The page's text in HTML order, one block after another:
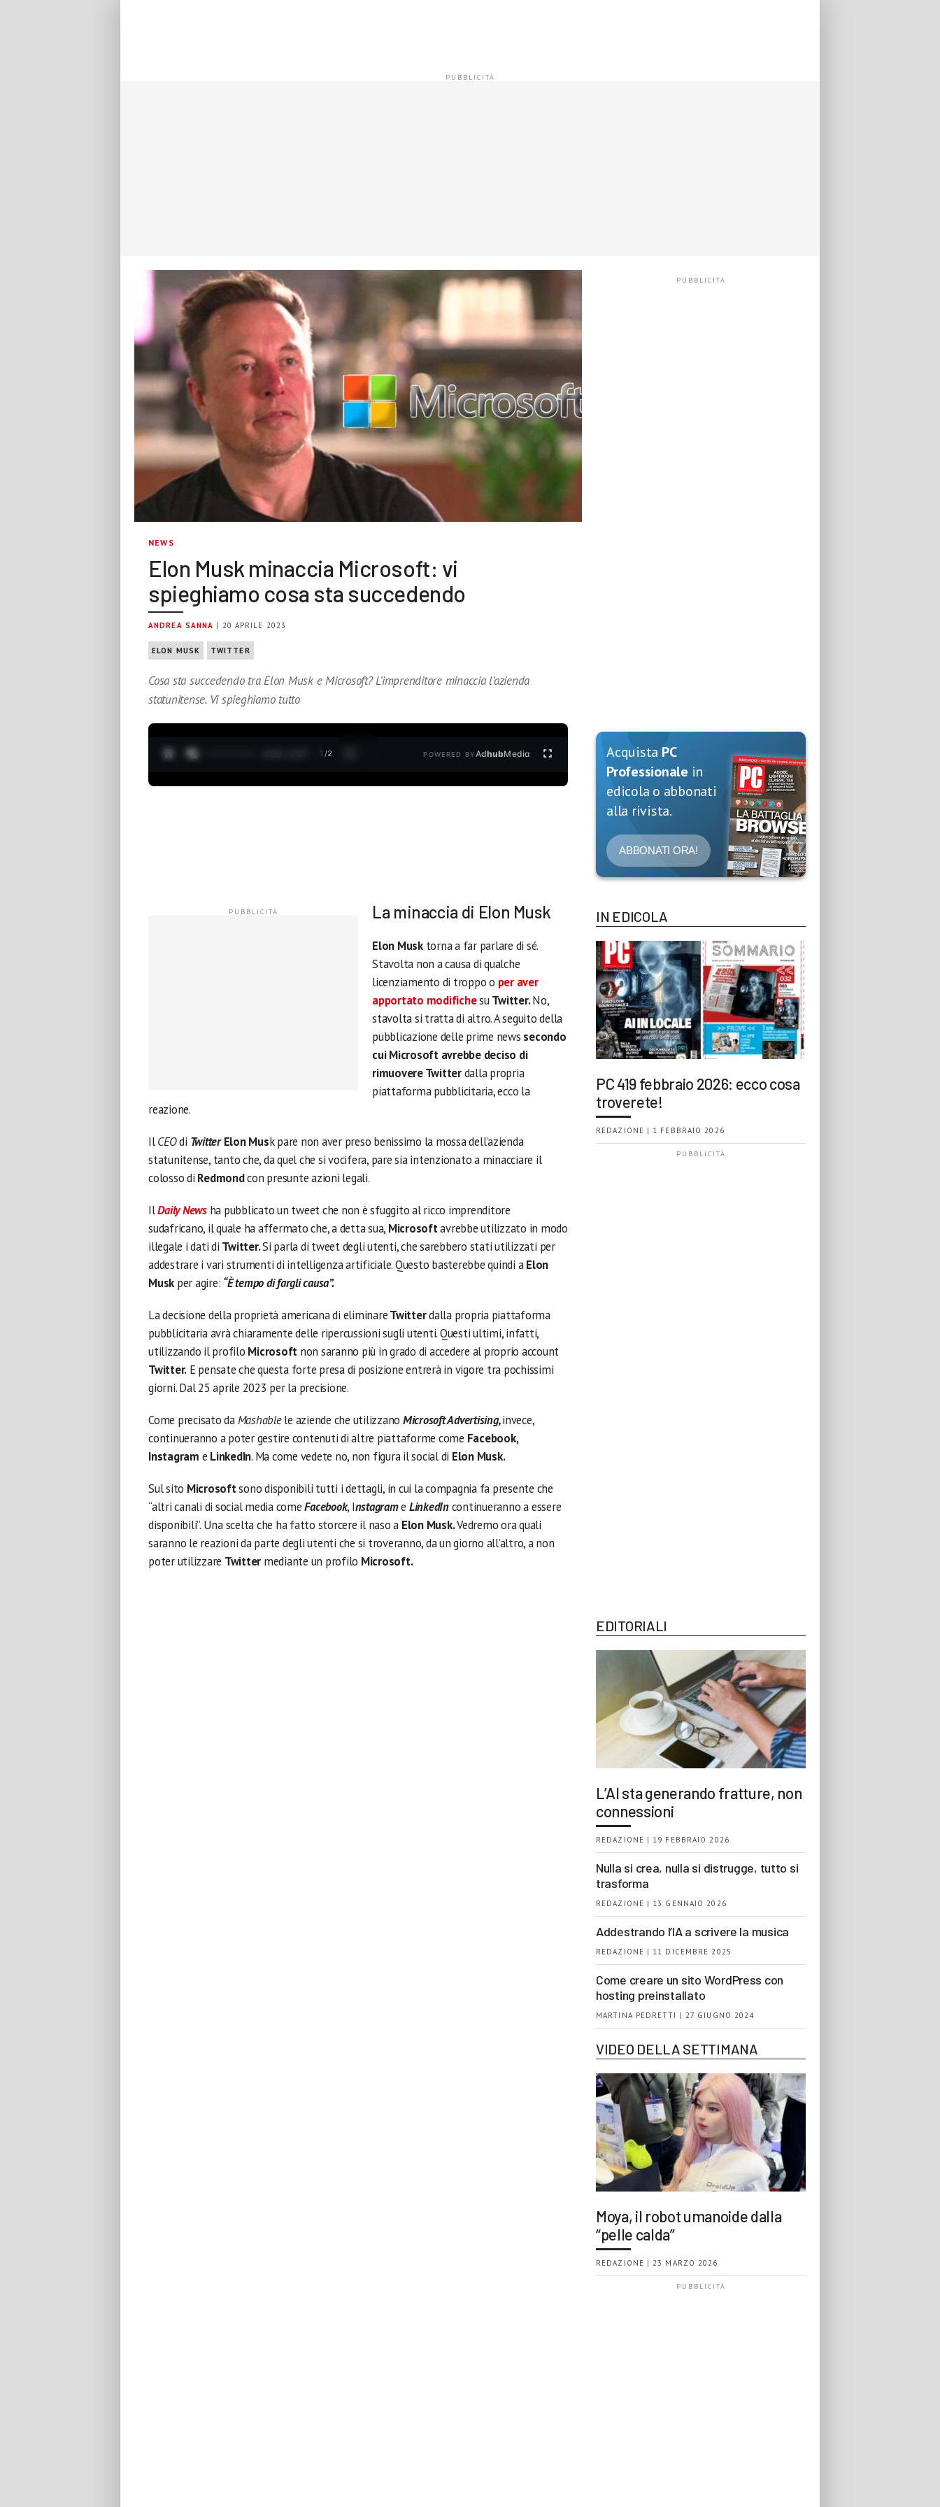
NEWS
Elon Musk minaccia Microsoft: vi
spieghiamo cosa sta succedendo
ANDREA SANNA | 20 APRILE 2023
ELON MUSK TWITTER
Cosa sta succedendo tra Elon Musk e Microsoft? L’imprenditore minaccia l’azienda
statunitense. Vi spieghiamo tutto
1 /2 POWERED BYAdhubMedia
La minaccia di Elon Musk
Elon Musk torna a far parlare di sé.
Stavolta non a causa di qualche
licenziamento di troppo o per aver
apportato modifichesuTwitter.No,
stavolta si tratta di altro. A seguito della
pubblicazione delle prime news secondo
cui Microsoft avrebbe deciso di
rimuovere Twitterdalla propria
piattaforma pubblicitaria, ecco la
reazione.
IlCEOdi TwitterElon Musk pare non aver preso benissimo la mossa dell’azienda
statunitense, tanto che, da quel che si vocifera, pare sia intenzionato a minacciare il
colosso di Redmondcon presunte azioni legali.
IlDaily Newsha pubblicato un tweet che non è sfuggito al ricco imprenditore
sudafricano, il quale ha affermato che, a detta sua, Microsoftavrebbe utilizzato in modo
illegale i dati di Twitter.Si parla di tweet degli utenti, che sarebbero stati utilizzati per
addestrare i vari strumenti di intelligenza artificiale. Questo basterebbe quindi aElon
Musk per agire: “È tempo di fargli causa”.
La decisione della proprietà americana di eliminareTwitterdalla propria piattaforma
pubblicitaria avrà chiaramente delle ripercussioni sugli utenti. Questi ultimi, infatti,
utilizzando il profilo Microsoft non saranno più in grado di accedere al proprio account
Twitter. E pensate che questa forte presa di posizione entrerà in vigore tra pochissimi
giorni. Dal 25 aprile 2023 per la precisione.
Come precisato daMashablele aziende che utilizzano Microsoft Advertising,invece,
continueranno a poter gestire contenuti di altre piattaforme come Facebook,
Instagram e LinkedIn. Ma come vedete no, non figura il social di Elon Musk.
Sul sito Microsoftsono disponibili tutti i dettagli, in cui la compagnia fa presente che
“altri canali di social media comeFacebook, Instagrame LinkedIncontinueranno a essere
disponibili”. Una scelta che ha fatto storcere il naso a Elon Musk.Vedremo ora quali
saranno le reazioni da parte degli utenti che si troveranno, da un giorno all’altro, a non
poter utilizzare Twitter mediante un profilo Microsoft.
Acquista PC
Professionale in
edicola o abbonati
alla rivista.
ABBONATI ORA!
IN EDICOLA
PC 419 febbraio 2026: ecco cosa
troverete!
REDAZIONE | 1 FEBBRAIO 2026
EDITORIALI
L’AI sta generando fratture, non
connessioni
REDAZIONE | 19 FEBBRAIO 2026
Nulla si crea, nulla si distrugge, tutto si
trasforma
REDAZIONE | 13 GENNAIO 2026
Addestrando l’IA a scrivere la musica
REDAZIONE | 11 DICEMBRE 2025
Come creare un sito WordPress con
hosting preinstallato
MARTINA PEDRETTI | 27 GIUGNO 2024
VIDEO DELLA SETTIMANA
Moya, il robot umanoide dalla
“pelle calda”
REDAZIONE | 23 MARZO 2026